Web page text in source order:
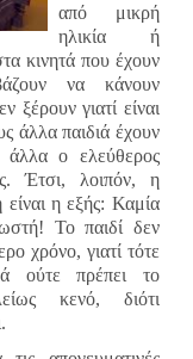
από μικρή
ηλικία ή
κινητά που έχουν
να κάνουν
ξέρουν γιατί είναι
άλλα παιδιά έχουν
ο ελεύθερος
Έτσι, λοιπόν, η
η εξής: Καμία
Το παιδί δεν
χρόνο, γιατί τότε
ούτε πρέπει το
κενό, διότι